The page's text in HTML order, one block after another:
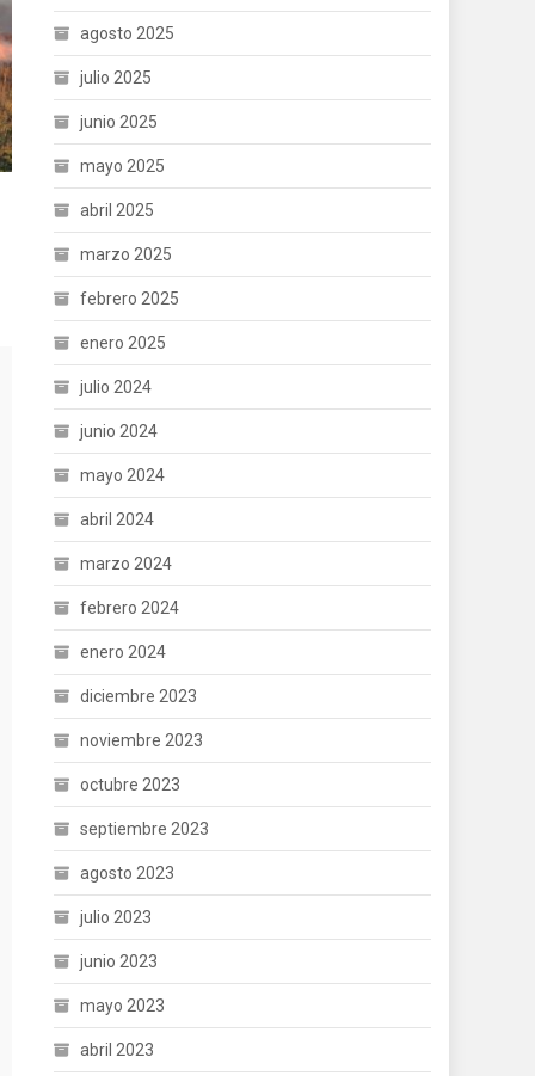
agosto 2025
julio 2025
junio 2025
mayo 2025
abril 2025
marzo 2025
febrero 2025
enero 2025
julio 2024
junio 2024
mayo 2024
abril 2024
marzo 2024
febrero 2024
enero 2024
diciembre 2023
noviembre 2023
octubre 2023
septiembre 2023
agosto 2023
julio 2023
junio 2023
mayo 2023
abril 2023